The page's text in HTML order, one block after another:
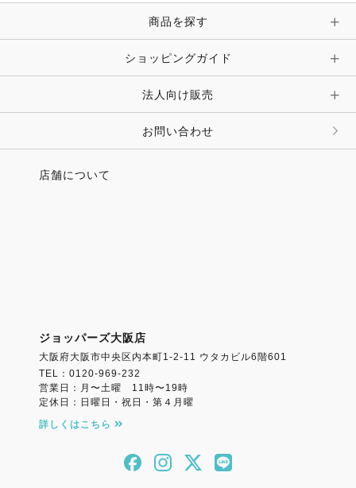
時計・財布・キーケース・革小物
キーホルダー・チャーム・ストラップ
ピン・ブローチ・コサージュ
その他 アクセサリー
商品を探す
ショッピングガイド
法人向け販売
お問い合わせ
店舗について
ジョッパーズ大阪店
大阪府大阪市中央区内本町1-2-11 ウタカビル6階601
TEL：0120-969-232
営業日：月〜土曜 11時〜19時
定休日：日曜日・祝日・第４月曜
詳しくはこちら